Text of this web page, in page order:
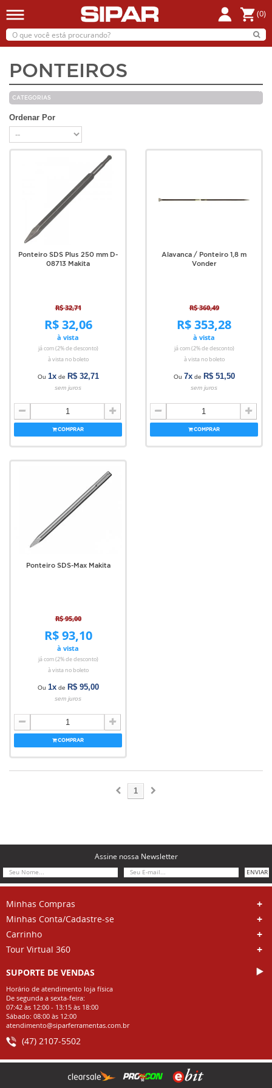
(0)
PONTEIROS
CATEGORIAS
Ordenar Por
Ponteiro SDS Plus 250 mm D-
08713 Makita
R$ 32,71
R$ 32,06
à vista
já com (2% de desconto)
à vista no boleto
Ou 1xde R$ 32,71
sem juros
COMPRAR
Alavanca / Ponteiro 1,8 m
Vonder
R$ 360,49
R$ 353,28
à vista
já com (2% de desconto)
à vista no boleto
Ou 7xde R$ 51,50
sem juros
COMPRAR
Ponteiro SDS-Max Makita
R$ 95,00
R$ 93,10
à vista
já com (2% de desconto)
à vista no boleto
Ou 1xde R$ 95,00
sem juros
COMPRAR
1
Assine nossa Newsletter
ENVIAR
Minhas Compras
Minhas Conta/Cadastre-se
Carrinho
Tour Virtual 360
SUPORTE DE VENDAS
Horário de atendimento loja física
De segunda a sexta-feira:
07:42 às 12:00 - 13:15 às 18:00
Sábado: 08:00 às 12:00
atendimento@siparferramentas.com.br
(47) 2107-5502